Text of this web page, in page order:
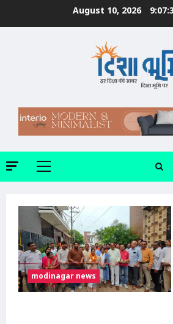
August 10, 2026
Primary
modinagar news